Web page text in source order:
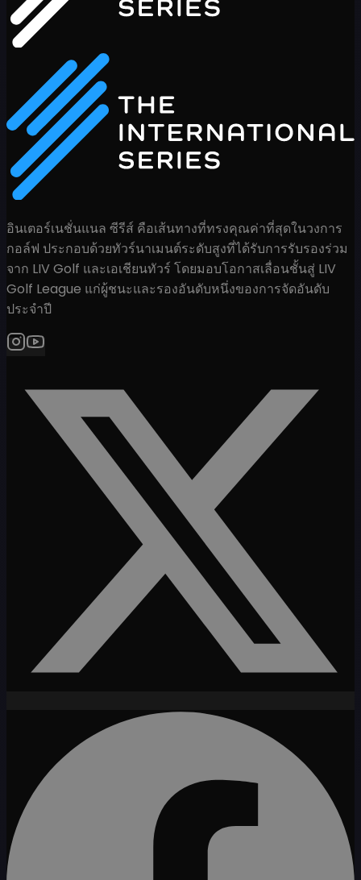
อินเตอร์เนชั่นแนล ซีรีส์ คือเส้นทางที่ทรงคุณค่าที่สุดในวงการ
กอล์ฟ ประกอบด้วยทัวร์นาเมนต์ระดับสูงที่ได้รับการรับรองร่วม
จาก LIV Golf และเอเชียนทัวร์ โดยมอบโอกาสเลื่อนชั้นสู่ LIV
Golf League แก่ผู้ชนะและรองอันดับหนึ่งของการจัดอันดับ
ประจำปี